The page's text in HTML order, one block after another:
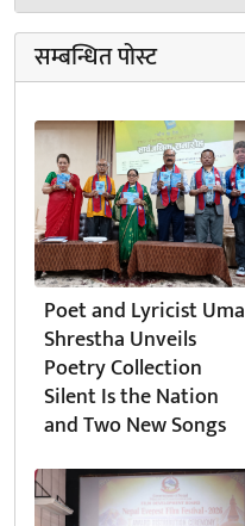
सम्बन्धित पोस्ट
Poet and Lyricist Uma
Shrestha Unveils
Poetry Collection
Silent Is the Nation
and Two New Songs